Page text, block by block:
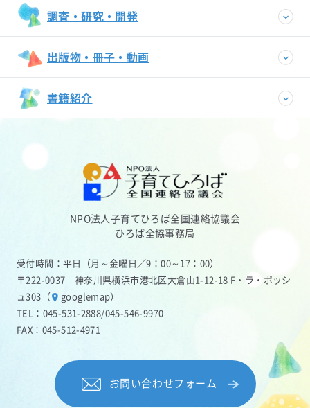
調査・研究・開発
出版物・冊子・動画
書籍紹介
NPO法人子育てひろば全国連絡協議会
ひろば全協事務局
受付時間：平日（月～金曜日／9：00～17：00）
〒222-0037 神奈川県横浜市港北区大倉山1-12-18 F・ラ・ポッシ
ュ303（
googlemap）
TEL： 045-531-2888/045-546-9970
FAX：045-512-4971
お問い合わせフォーム